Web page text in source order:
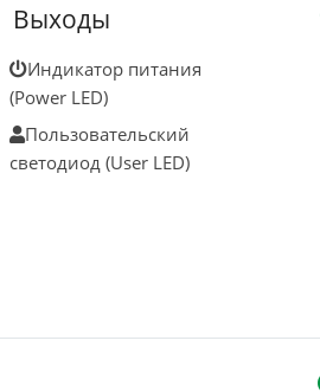
Выходы
Индикатор питания
(Power LED)
Пользовательский
светодиод (User LED)